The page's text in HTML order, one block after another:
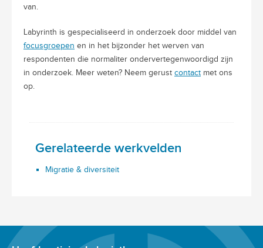
van.
Labyrinth is gespecialiseerd in onderzoek door middel van
focusgroepen en in het bijzonder het werven van
respondenten die normaliter ondervertegenwoordigd zijn
in onderzoek. Meer weten? Neem gerust contact met ons
op.
Gerelateerde werkvelden
Migratie & diversiteit